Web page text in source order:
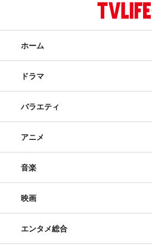
ホーム
ドラマ
バラエティ
アニメ
音楽
映画
エンタメ総合